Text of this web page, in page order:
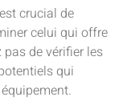
crucial de
celui qui offre
de vérifier les
qui